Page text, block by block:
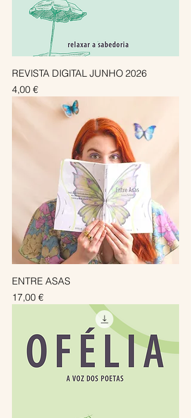
REVISTA DIGITAL JUNHO 2026
Preço
4,00 €
ENTRE ASAS
Preço
17,00 €